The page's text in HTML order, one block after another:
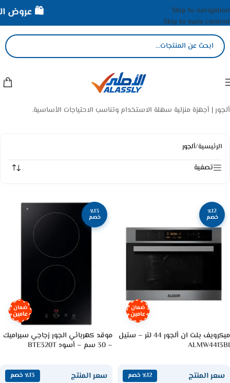
Skip to navigation
Skip to main content
ألجور | أجهزة منزلية سهلة الاستخدام وتناسب الاحتياجات الأساسية.
الرئيسية/ألجور
تصفية
٪12
خصم
ضمان
عامين
ميكرويف بلت ان ألجور 44 لتر – ستيل
ALMW4413BI
سعر المنتج ٪12 خصم
٪13
خصم
ضمان
عامين
موقد كهربائي الجور زجاجي سيراميك
– 30 سم – أسود BTE320T
سعر المنتج ٪13 خصم
🛍️ عروض